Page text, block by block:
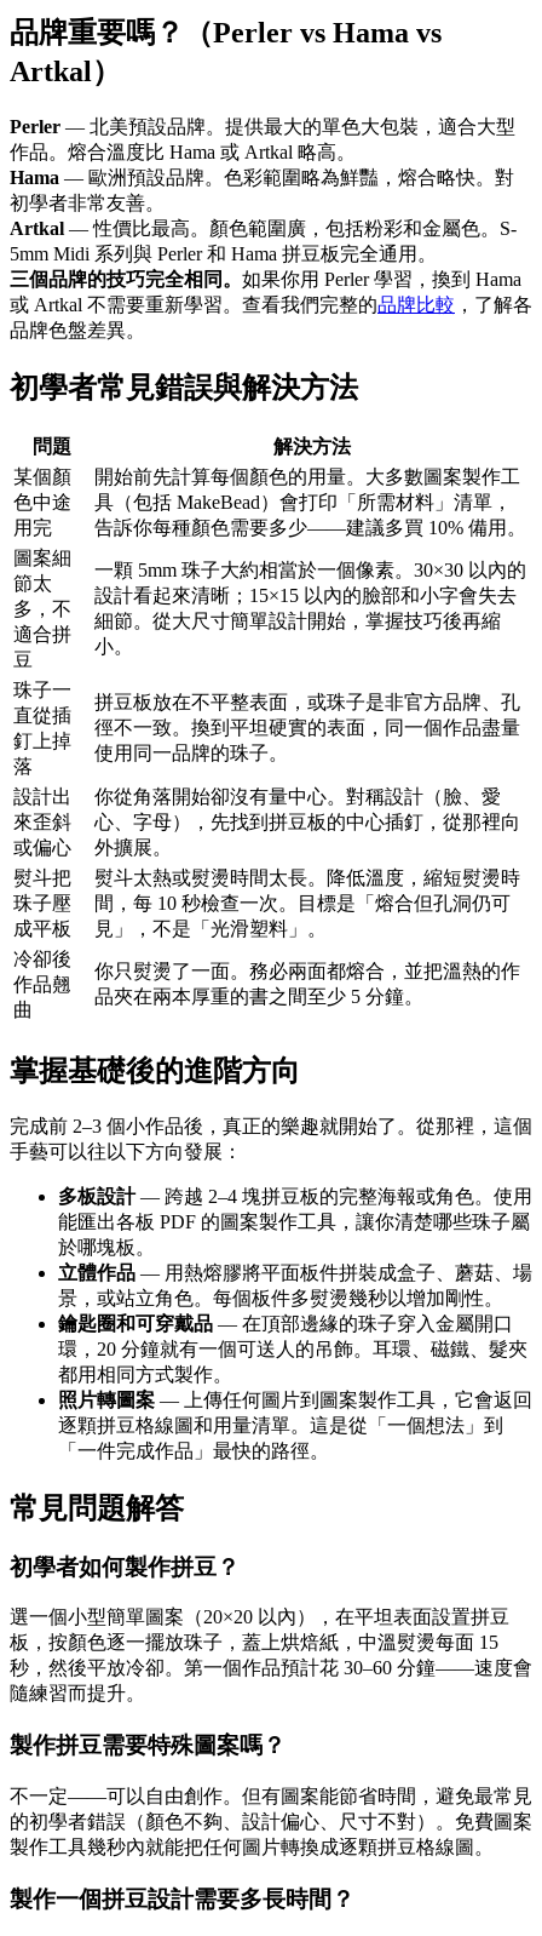
品牌重要嗎？（Perler vs Hama vs
Artkal）
Perler — 北美預設品牌。提供最大的單色大包裝，適合大型
作品。熔合溫度比 Hama 或 Artkal 略高。
Hama — 歐洲預設品牌。色彩範圍略為鮮豔，熔合略快。對
初學者非常友善。
Artkal — 性價比最高。顏色範圍廣，包括粉彩和金屬色。S-
5mm Midi 系列與 Perler 和 Hama 拼豆板完全通用。
三個品牌的技巧完全相同。 如果你用 Perler 學習，換到 Hama
或 Artkal 不需要重新學習。查看我們完整的品牌比較 ，了解各
品牌色盤差異。
初學者常見錯誤與解決方法
問題
解決方法
某個顏
色中途
用完
開始前先計算每個顏色的用量。大多數圖案製作工
具（包括 MakeBead）會打印「所需材料」清單，
告訴你每種顏色需要多少——建議多買 10% 備用。
圖案細
節太
多，不
適合拼
豆
一顆 5mm 珠子大約相當於一個像素。30×30 以內的
設計看起來清晰；15×15 以內的臉部和小字會失去
細節。從大尺寸簡單設計開始，掌握技巧後再縮
小。
珠子一
直從插
釘上掉
落
拼豆板放在不平整表面，或珠子是非官方品牌、孔
徑不一致。換到平坦硬實的表面，同一個作品盡量
使用同一品牌的珠子。
設計出
來歪斜
或偏心
你從角落開始卻沒有量中心。對稱設計（臉、愛
心、字母），先找到拼豆板的中心插釘，從那裡向
外擴展。
熨斗把
珠子壓
成平板
熨斗太熱或熨燙時間太長。降低溫度，縮短熨燙時
間，每 10 秒檢查一次。目標是「熔合但孔洞仍可
見」，不是「光滑塑料」。
冷卻後
作品翹
曲
你只熨燙了一面。務必兩面都熔合，並把溫熱的作
品夾在兩本厚重的書之間至少 5 分鐘。
掌握基礎後的進階方向
完成前 2–3 個小作品後，真正的樂趣就開始了。從那裡，這個
手藝可以往以下方向發展：
多板設計— 跨越 2–4 塊拼豆板的完整海報或角色。使用
能匯出各板 PDF 的圖案製作工具，讓你清楚哪些珠子屬
於哪塊板。
立體作品 — 用熱熔膠將平面板件拼裝成盒子、蘑菇、場
景，或站立角色。每個板件多熨燙幾秒以增加剛性。
鑰匙圈和可穿戴品 — 在頂部邊緣的珠子穿入金屬開口
環，20 分鐘就有一個可送人的吊飾。耳環、磁鐵、髮夾
都用相同方式製作。
照片轉圖案 — 上傳任何圖片到圖案製作工具，它會返回
逐顆拼豆格線圖和用量清單。這是從「一個想法」到
「一件完成作品」最快的路徑。
常見問題解答
初學者如何製作拼豆？
選一個小型簡單圖案（20×20 以內），在平坦表面設置拼豆
板，按顏色逐一擺放珠子，蓋上烘焙紙，中溫熨燙每面 15
秒，然後平放冷卻。第一個作品預計花 30–60 分鐘——速度會
隨練習而提升。
製作拼豆需要特殊圖案嗎？
不一定——可以自由創作。但有圖案能節省時間，避免最常見
的初學者錯誤（顏色不夠、設計偏心、尺寸不對）。免費圖案
製作工具幾秒內就能把任何圖片轉換成逐顆拼豆格線圖。
製作一個拼豆設計需要多長時間？